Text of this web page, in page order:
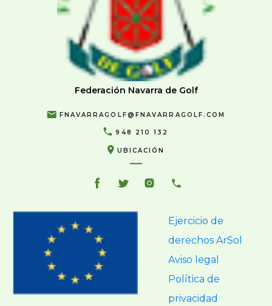
Federación Navarra de Golf
FNAVARRAGOLF@FNAVARRAGOLF.COM
948 210 132
UBICACIÓN
Ejercicio de
derechos ArSol
Aviso legal
Política de
privacidad